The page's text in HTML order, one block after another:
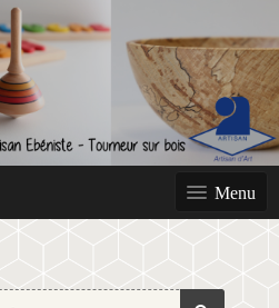
Menu